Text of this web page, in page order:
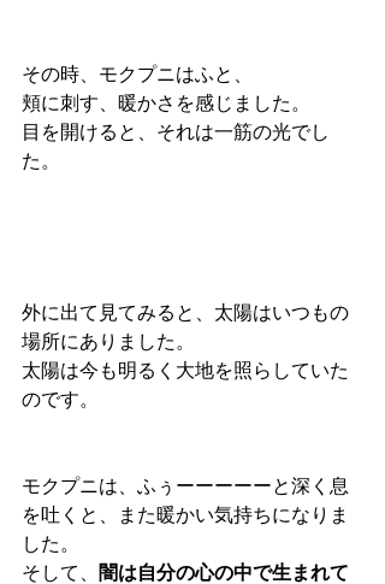
その時、モクプニはふと、
頬に刺す、暖かさを感じました。
目を開けると、それは一筋の光でし
た。
外に出て見てみると、太陽はいつもの
場所にありました。
太陽は今も明るく大地を照らしていた
のです。
モクプニは、ふぅーーーーーと深く息
を吐くと、また暖かい気持ちになりま
した。
そして、
闇は自分の心の中で生まれて